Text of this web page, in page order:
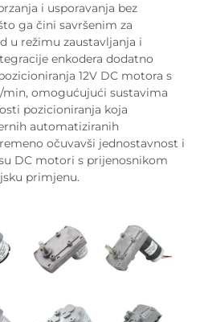
i usporavanja bez
ga čini savršenim za
u režimu zaustavljanja i
enkodera dodatno
12V DC motora s
omogućujući sustavima
pozicioniranja koja
automatiziranih
očuvavši jednostavnost i
DC motori s prijenosnikom
primjenu.